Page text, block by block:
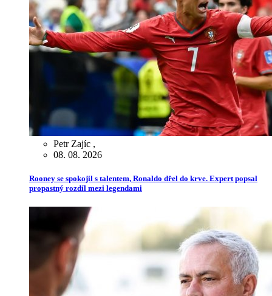
Petr Zajíc ,
08. 08. 2026
Rooney se spokojil s talentem, Ronaldo dřel do krve. Expert popsal
propastný rozdíl mezi legendami